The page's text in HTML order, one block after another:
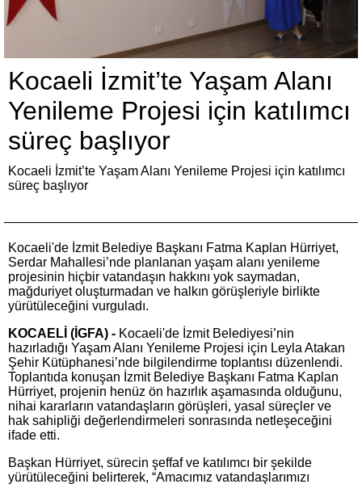
Kocaeli İzmit’te Yaşam Alanı
Yenileme Projesi için katılımcı
süreç başlıyor
Kocaeli İzmit’te Yaşam Alanı Yenileme Projesi için katılımcı
süreç başlıyor
Kocaeli'de İzmit Belediye Başkanı Fatma Kaplan Hürriyet,
Serdar Mahallesi’nde planlanan yaşam alanı yenileme
projesinin hiçbir vatandaşın hakkını yok saymadan,
mağduriyet oluşturmadan ve halkın görüşleriyle birlikte
yürütüleceğini vurguladı.
KOCAELİ (İGFA) - Kocaeli'de İzmit Belediyesi’nin
hazırladığı Yaşam Alanı Yenileme Projesi için Leyla Atakan
Şehir Kütüphanesi’nde bilgilendirme toplantısı düzenlendi.
Toplantıda konuşan İzmit Belediye Başkanı Fatma Kaplan
Hürriyet, projenin henüz ön hazırlık aşamasında olduğunu,
nihai kararların vatandaşların görüşleri, yasal süreçler ve
hak sahipliği değerlendirmeleri sonrasında netleşeceğini
ifade etti.
Başkan Hürriyet, sürecin şeffaf ve katılımcı bir şekilde
yürütüleceğini belirterek, “Amacımız vatandaşlarımızı